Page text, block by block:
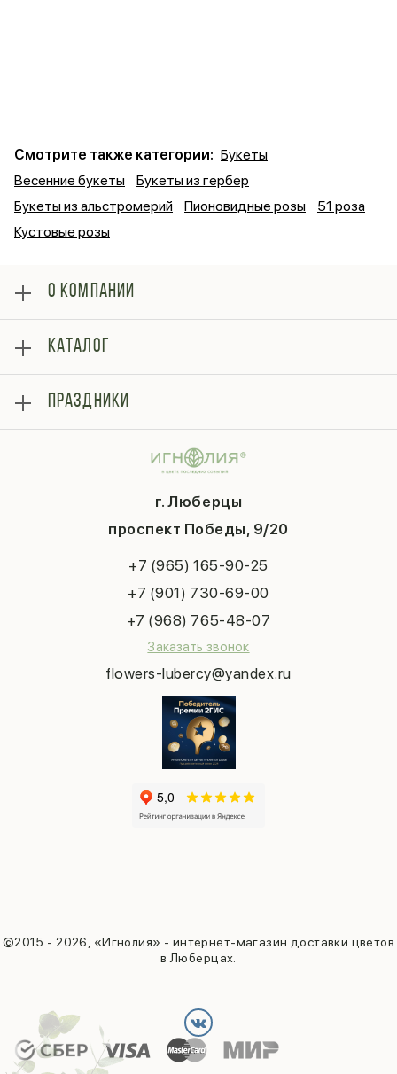
Смотрите также категории: Букеты
Весенние букеты
Букеты из гербер
Букеты из альстромерий
Пионовидные розы
51 роза
Кустовые розы
г. Люберцы
проспект Победы, 9/20
+7 (965) 165-90-25
+7 (901) 730-69-00
+7 (968) 765-48-07
Заказать звонок
flowers-lubercy@yandex.ru
©2015 - 2026, «Игнолия» - интернет-магазин доставки цветов
в Люберцах.
О КОМПАНИИ
Оплата
Отзывы
Блог
Гарантии
Контакты
Публичная оферта
КАТАЛОГ
Букеты
Композиции
ПРАЗДНИКИ
Последний звонок